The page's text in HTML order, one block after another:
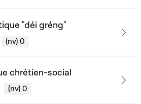
"déi gréng"
(nv) 0
chrétien-social
(nv) 0